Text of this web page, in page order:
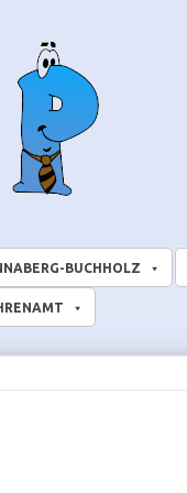
BUCHHOLZ